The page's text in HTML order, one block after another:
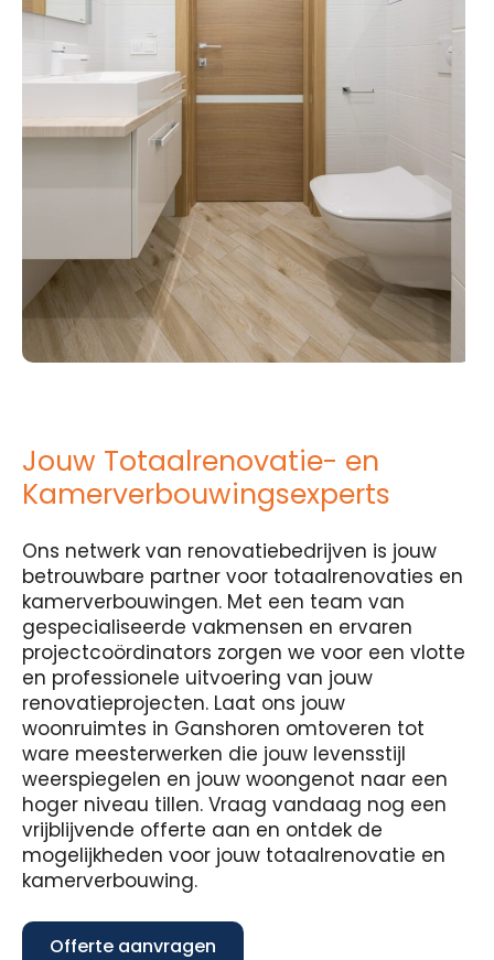
Jouw Totaalrenovatie- en
Kamerverbouwingsexperts
Ons netwerk van renovatiebedrijven is jouw
betrouwbare partner voor totaalrenovaties en
kamerverbouwingen. Met een team van
gespecialiseerde vakmensen en ervaren
projectcoördinators zorgen we voor een vlotte
en professionele uitvoering van jouw
renovatieprojecten. Laat ons jouw
woonruimtes in Ganshoren omtoveren tot
ware meesterwerken die jouw levensstijl
weerspiegelen en jouw woongenot naar een
hoger niveau tillen. Vraag vandaag nog een
vrijblijvende offerte aan en ontdek de
mogelijkheden voor jouw totaalrenovatie en
kamerverbouwing.
Offerte aanvragen